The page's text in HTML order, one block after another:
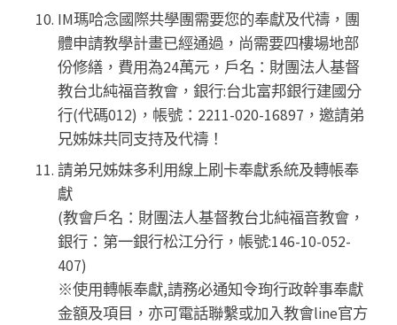
IM瑪哈念國際共學團需要您的奉獻及代禱，團
體申請教學計畫已經通過，尚需要四樓場地部
份修繕，費用為24萬元，戶名：財團法人基督
教台北純福音教會，銀行:台北富邦銀行建國分
行(代碼012)，帳號：2211-020-16897，邀請弟
兄姊妹共同支持及代禱！
請弟兄姊妹多利用線上刷卡奉獻系統及轉帳奉
獻
(教會戶名：財團法人基督教台北純福音教會，
銀行：第一銀行松江分行，帳號:146-10-052-
407)
※使用轉帳奉獻,請務必通知令珣行政幹事奉獻
金額及項目，亦可電話聯繫或加入教會line官方